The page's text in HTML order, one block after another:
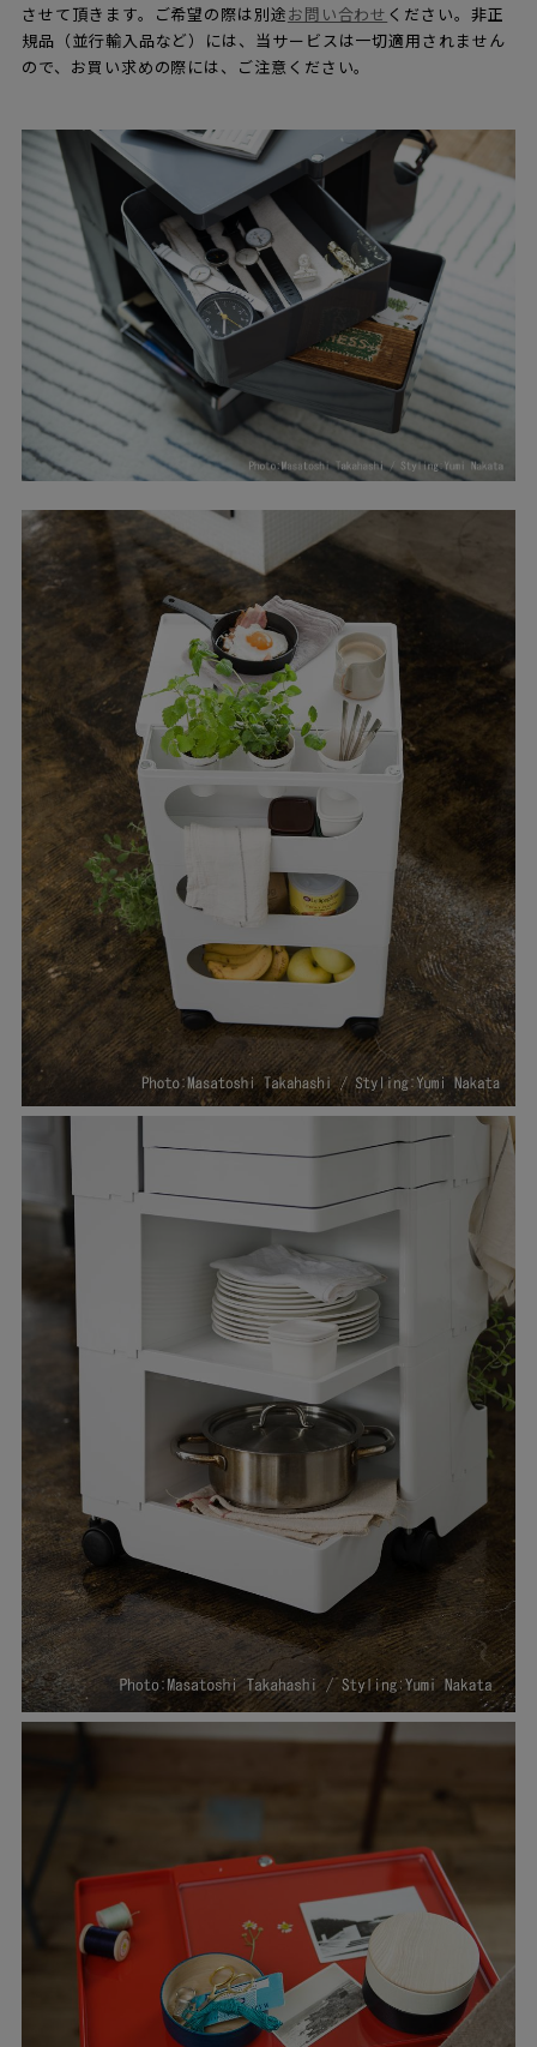
させて頂きます。ご希望の際は別途 お問い合わせ ください。非正
規品（並行輸入品など）には、当サービスは一切適用されません
ので、お買い求めの際には、ご注意ください。